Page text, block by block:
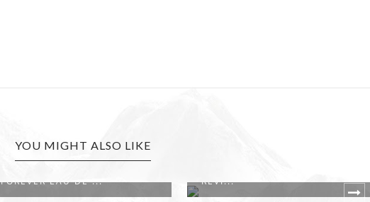
YOU MIGHT ALSO LIKE
DE MISS DIOR ROSE 'N ROSES
REVI...
PARFUM INTE...